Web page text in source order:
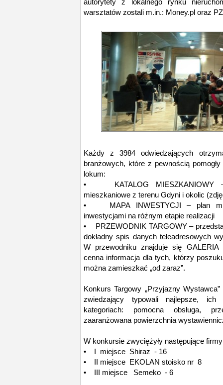
autorytety z lokalnego rynku
warsztatów zostali m.in.: Money.pl oraz
Każdy z 3984 odwiedzających
branżowych, które z pewnością
lokum:
• KATALOG MIESZKANIOWY –
mieszkaniowe z terenu Gdyni i okolic
• MAPA INWESTYCJI – plan
inwestycjami na różnym etapie realizacji
• PRZEWODNIK TARGOWY –
dokładny spis danych teleadresowych
W przewodniku znajduje się
cenna informacja dla tych, którzy
można zamieszkać „od zaraz”.
Konkurs Targowy „Przyjazny
zwiedzający typowali najlepsze,
kategoriach: pomocna obsługa,
zaaranżowana powierzchnia
W konkursie zwyciężyły następujące
• I miejsce Shiraz - 16
• II miejsce EKOLAN stoisko nr 8
• III miejsce Semeko - 6